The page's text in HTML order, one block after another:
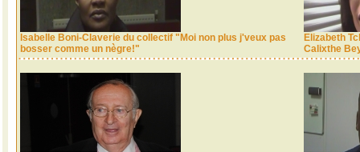
Isabelle Boni-Claverie du collectif "Moi non plus j'veux pas
bosser comme un nègre!"
Elizabeth
Calixthe